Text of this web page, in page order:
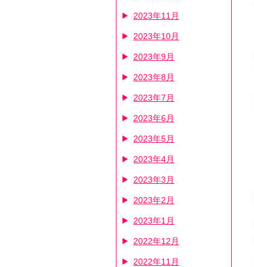
2023年11月
2023年10月
2023年9月
2023年8月
2023年7月
2023年6月
2023年5月
2023年4月
2023年3月
2023年2月
2023年1月
2022年12月
2022年11月